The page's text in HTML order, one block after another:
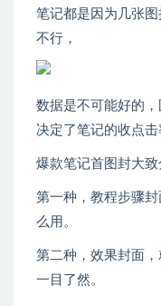
笔记都是因为几张
不行，
数据是不可能好的
决定了笔记的收点击
爆款笔记首图封大致
第一种，教程步骤
么用。
第二种，效果封面
一目了然。